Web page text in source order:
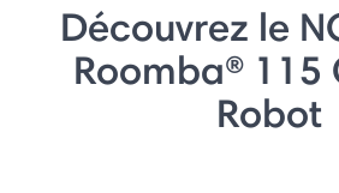
Découvrez le
Roomba® 115
Robot